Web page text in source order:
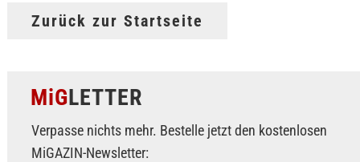
Zurück zur Startseite
MiGLETTER
Verpasse nichts mehr. Bestelle jetzt den kostenlosen
MiGAZIN-Newsletter: